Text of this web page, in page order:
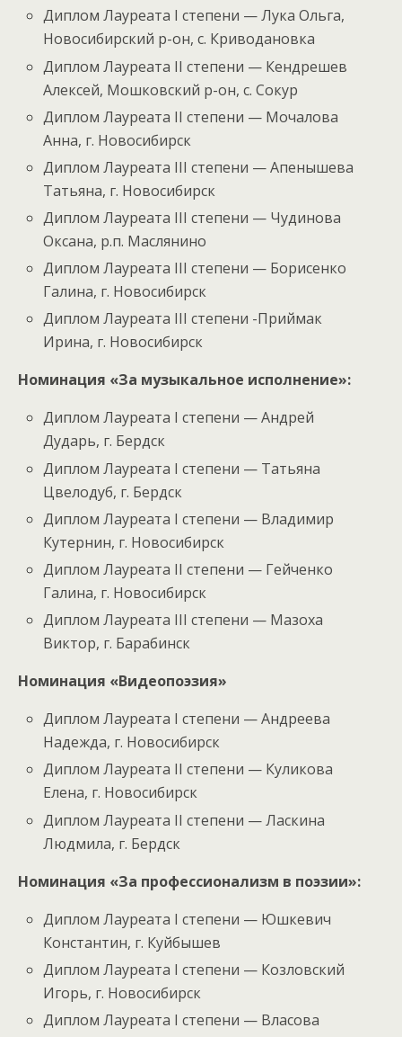
Диплом Лауреата I степени — Лука Ольга,
Новосибирский р-он, с. Криводановка
Диплом Лауреата II степени — Кендрешев
Алексей, Мошковский р-он, с. Сокур
Диплом Лауреата II степени — Мочалова
Анна, г. Новосибирск
Диплом Лауреата III степени — Апенышева
Татьяна, г. Новосибирск
Диплом Лауреата III степени — Чудинова
Оксана, р.п. Маслянино
Диплом Лауреата III степени — Борисенко
Галина, г. Новосибирск
Диплом Лауреата III степени -Приймак
Ирина, г. Новосибирск
Номинация «За музыкальное исполнение»:
Диплом Лауреата I степени — Андрей
Дударь, г. Бердск
Диплом Лауреата I степени — Татьяна
Цвелодуб, г. Бердск
Диплом Лауреата I степени — Владимир
Кутернин, г. Новосибирск
Диплом Лауреата II степени — Гейченко
Галина, г. Новосибирск
Диплом Лауреата III степени — Мазоха
Виктор, г. Барабинск
Номинация «Видеопоэзия»
Диплом Лауреата I степени — Андреева
Надежда, г. Новосибирск
Диплом Лауреата II степени — Куликова
Елена, г. Новосибирск
Диплом Лауреата II степени — Ласкина
Людмила, г. Бердск
Номинация «За профессионализм в поэзии»:
Диплом Лауреата I степени — Юшкевич
Константин, г. Куйбышев
Диплом Лауреата I степени — Козловский
Игорь, г. Новосибирск
Диплом Лауреата I степени — Власова